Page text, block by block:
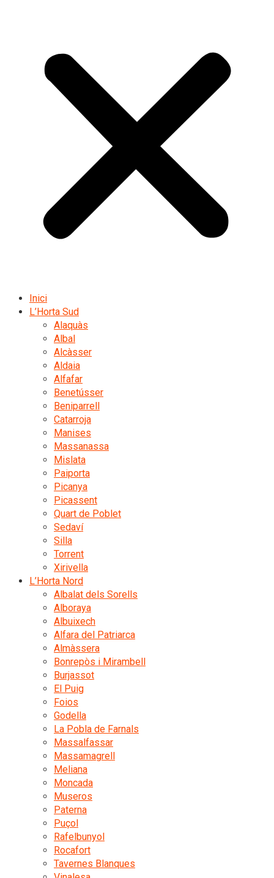
Inici
L’Horta Sud
Alaquàs
Albal
Alcàsser
Aldaia
Alfafar
Benetússer
Beniparrell
Catarroja
Manises
Massanassa
Mislata
Paiporta
Picanya
Picassent
Quart de Poblet
Sedaví
Silla
Torrent
Xirivella
L’Horta Nord
Albalat dels Sorells
Alboraya
Albuixech
Alfara del Patriarca
Almàssera
Bonrepòs i Mirambell
Burjassot
El Puig
Foios
Godella
La Pobla de Farnals
Massalfassar
Massamagrell
Meliana
Moncada
Museros
Paterna
Puçol
Rafelbunyol
Rocafort
Tavernes Blanques